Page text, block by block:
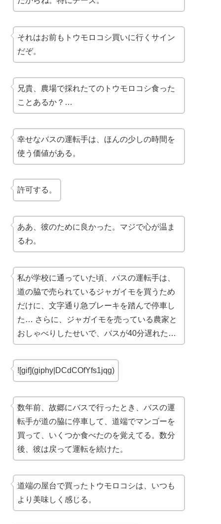
それはお前もトウモロコシ買いに行くサイン
だぞ。
兄貴、農場で採れたてのトウモロコシ食った
ことあるか？…
幸せなバスの運転手は、ほんの少しの時間を
使う価値がある。
許可する。
ああ、彼のために良かった。マジで心が温ま
るわ。
私が学校に通っていた頃、バスの運転手は、
道の脇で売られているジャガイモを買うため
だけに、文字通り急ブレーキを踏んで停車し
た… さらに、ジャガイモを売っている農家と
おしゃべりしたせいで、バスが40分遅れた…
![gif](giphy|DCdCOfYfs1jqg)
数年前、故郷にバスで行ったとき、バスの運
転手が道の脇に停車して、道端でマンゴーを
買って、いくつか食べたのを覚えてる。数分
後、彼は戻って運転を続けた。
道端の屋台で買ったトウモロコシは、いつも
より美味しく感じる。